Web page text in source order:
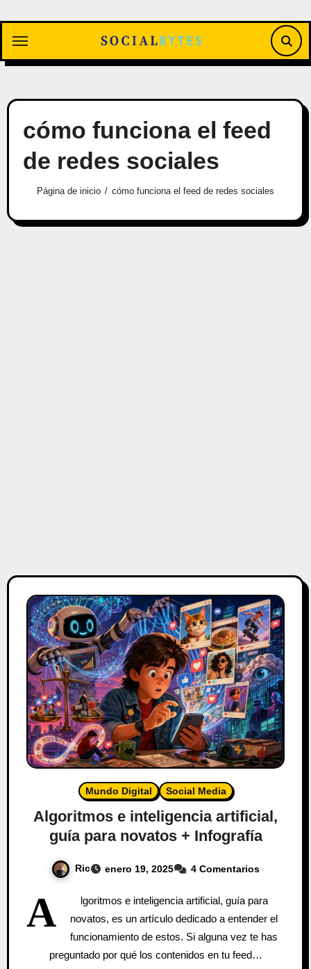
contenido
cómo funciona el feed
de redes sociales
Página de inicio cómo funciona el feed de redes sociales
Mundo Digital Social Media
Algoritmos e inteligencia artificial,
guía para novatos + Infografía
Ric enero 19, 2025 4 Comentarios
A
lgoritmos e inteligencia artificial, guía para
novatos, es un artículo dedicado a entender el
funcionamiento de estos. Si alguna vez te has
preguntado por qué los contenidos en tu feed…